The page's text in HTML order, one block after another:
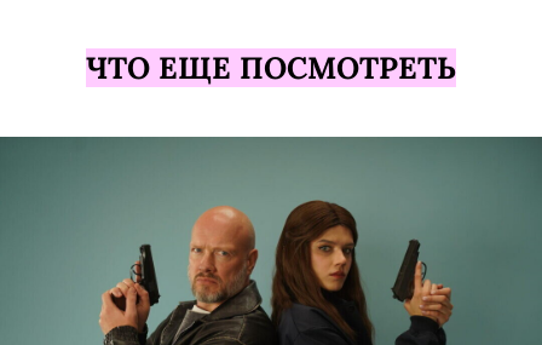
ЧТО ЕЩЕ ПОСМОТРЕТЬ